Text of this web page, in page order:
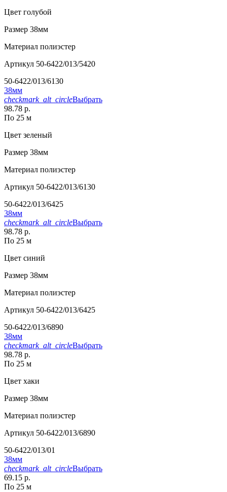
Цвет голубой
Размер 38мм
Материал полиэстер
Артикул 50-6422/013/5420
50-6422/013/6130
38мм
checkmark_alt_circleВыбрать
98.78 р.
По 25 м
Цвет зеленый
Размер 38мм
Материал полиэстер
Артикул 50-6422/013/6130
50-6422/013/6425
38мм
checkmark_alt_circleВыбрать
98.78 р.
По 25 м
Цвет синий
Размер 38мм
Материал полиэстер
Артикул 50-6422/013/6425
50-6422/013/6890
38мм
checkmark_alt_circleВыбрать
98.78 р.
По 25 м
Цвет хаки
Размер 38мм
Материал полиэстер
Артикул 50-6422/013/6890
50-6422/013/01
38мм
checkmark_alt_circleВыбрать
69.15 р.
По 25 м